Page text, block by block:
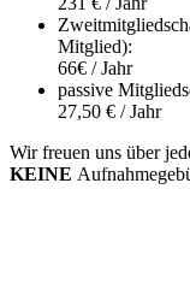
Mitglied):
66€ / Jahr
passive
27,50 € / Jahr
Wir freuen uns über
KEINE